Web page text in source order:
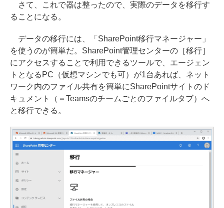
さて、これで器は整ったので、実際のデータを移行す
ることになる。
データの移行には、「SharePoint移行マネージャー」
を使うのが簡単だ。SharePoint管理センターの［移行］
にアクセスすることで利用できるツールで、エージェン
トとなるPC（仮想マシンでも可）が1台あれば、ネット
ワーク内のファイル共有を簡単にSharePointサイトのド
キュメント（＝Teamsのチームごとのファイルタブ）へ
と移行できる。